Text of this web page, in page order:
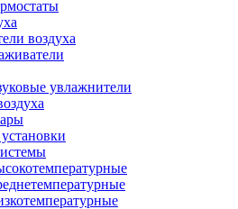
воздуха
увлажнители